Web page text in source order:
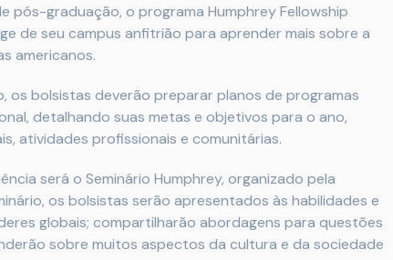
pós-graduação, o programa Humphrey Fellowship
de seu campus anfitrião para aprender mais sobre a
americanos.
os bolsistas deverão preparar planos de programas
detalhando suas metas e objetivos para o ano,
atividades profissionais e comunitárias.
será o Seminário Humphrey, organizado pela
os bolsistas serão apresentados às habilidades e
globais; compartilharão abordagens para questões
sobre muitos aspectos da cultura e da sociedade